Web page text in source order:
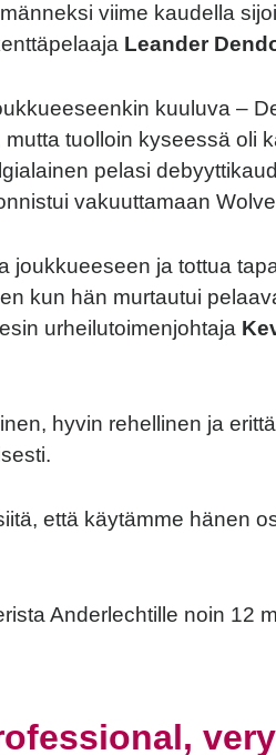
viime kaudella
Leander
kuuluva –
tuolloin kyseessä oli
pelasi
vakuuttamaan
joukkueeseen ja tottua
kun hän murtautui
urheilutoimenjohtaja
hyvin rehellinen ja
että käytämme hänen
Anderlechtille noin 12